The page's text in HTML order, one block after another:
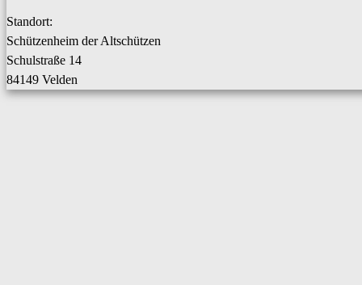
Standort:
Schützenheim der Altschützen
Schulstraße 14
84149 Velden